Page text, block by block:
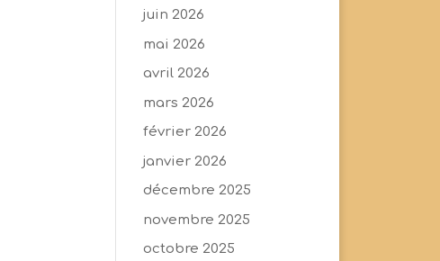
juin 2026
mai 2026
avril 2026
mars 2026
février 2026
janvier 2026
décembre 2025
novembre 2025
octobre 2025